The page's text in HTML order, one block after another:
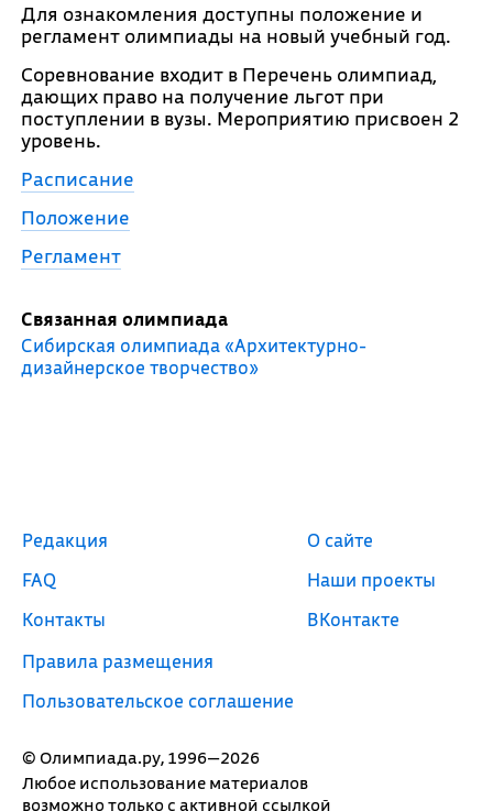
Для ознакомления доступны положение и
регламент олимпиады на новый учебный год.
Соревнование входит в Перечень олимпиад,
дающих право на получение льгот при
поступлении в вузы. Мероприятию присвоен 2
уровень.
Расписание
Положение
Регламент
Связанная олимпиада
Сибирская олимпиада «Архитектурно-
дизайнерское творчество»
© Олимпиада.ру, 1996—2026
Любое использование материалов
возможно только с активной ссылкой
Редакция
FAQ
Контакты
Правила размещения
Пользовательское соглашение
О сайте
Наши проекты
ВКонтакте